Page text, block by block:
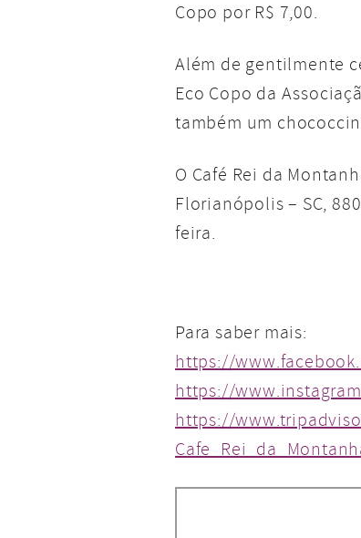
Copo por R$ 7,00.
Além de gentilmente
Eco Copo da
também um
O Café Rei da
Florianópolis – SC,
feira.
Para saber mais:
https://
https://
https://